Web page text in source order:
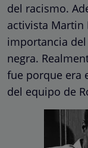
del racismo.
activista Martin
importancia
negra.
fue porque era
del equipo de